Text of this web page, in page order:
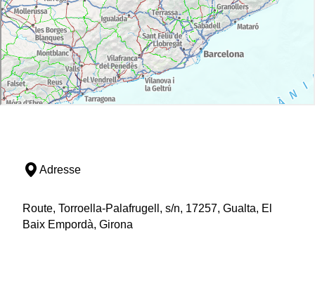
Adresse
Route, Torroella-Palafrugell, s/n, 17257, Gualta, El
Baix Empordà, Girona